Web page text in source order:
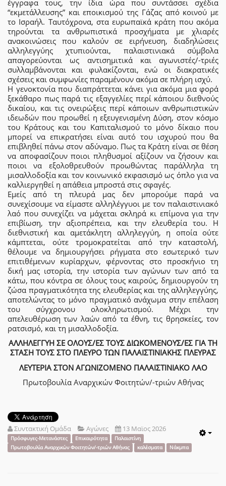
έγγραφα τους, την ίδια ώρα που συντάσσει σχέδια
“εκμετάλλευσης” και εποικισμού της Γάζας από κοινού με
το Ισραήλ. Ταυτόχρονα, στα ευρωπαϊκά κράτη που ακόμα
τηρούνται τα ανθρωπιστικά προσχήματα με χλιαρές
ανακοινώσεις που καλούν σε ειρήνευση, διαδηλώσεις
αλληλεγγύης χτυπιούνται, παλαιστινιακά σύμβολα
απαγορεύονται ως αντισημιτικά και αγωνιστές/-τριές
συλλαμβάνονται και φυλακίζονται, ενώ οι διακρατικές
σχέσεις και συμφωνίες παραμένουν ακόμα σε πλήρη ισχύ.
Η γενοκτονία που διαπράττεται κάνει για ακόμα μια φορά
ξεκάθαρο πως παρά τις εξαγγελίες περί κάποιου διεθνούς
δικαίου, και τις ονειρώξεις περί κάποιων ανθρωπιστικών
ιδεωδών που προωθεί η εξευγενισμένη Δύση, στον κόσμο
του Κράτους και του Καπιταλισμού το μόνο δίκαιο που
μπορεί να επικρατήσει είναι αυτό του ισχυρού που θα
επιβληθεί πάνω στον αδύναμο. Πως τα Κράτη είναι σε θέση
να αποφασίζουν ποιοι πληθυσμοί αξίζουν να ζήσουν και
ποιοι να εξολοθρευθούν προωθώντας παράλληλα τη
μισαλλοδοξία και τον κοινωνικό εκφασισμό ως όπλο για να
καλλιεργηθεί η απάθεια μπροστά στις σφαγές.
Εμείς από τη πλευρά μας δεν μπορούμε παρά να
συνεχίσουμε να είμαστε αλληλέγγυοι με τον παλαιστινιακό
λαό που συνεχίζει να μάχεται σκληρά κι επίμονα για την
επιβίωση, την αξιοπρέπεια, και την ελευθερία του. Η
διεθνιστική και αμετάκλητη αλληλεγγύη, η οποία ούτε
κάμπτεται, ούτε τρομοκρατείται από την καταστολή,
θέλουμε να δημιουργήσει ρήγματα στο εσωτερικό των
επιτιθέμενων κυρίαρχων, φέρνοντας στο προσκήνιο τη
δική μας ιστορία, την ιστορία των αγώνων των από τα
κάτω, που κόντρα σε όλους τους καιρούς, δημιουργούν τη
ζώσα πραγματικότητα της ελευθερίας και της αλληλεγγύης,
αποτελώντας το μόνο πραγματικό ανάχωμα στην επέλαση
του σύγχρονου ολοκληρωτισμού. Μέχρι την
απελευθέρωση των λαών από τα έθνη, τις θρησκείες, τον
ρατσισμό, και τη μισαλλοδοξία.
ΑΛΛΗΛΕΓΓΥΗ ΣΕ ΟΛΟΥΣ/ΕΣ ΤΟΥΣ ΔΙΩΚΟΜΕΝΟΥΣ/ΕΣ ΓΙΑ ΤΗ
ΣΤΑΣΗ ΤΟΥΣ ΣΤΟ ΠΛΕΥΡΟ ΤΩΝ ΠΑΛΑΙΣΤΙΝΙΑΚΗΣ ΠΛΕΥΡΑΣ
ΛΕΥΤΕΡΙΑ ΣΤΟΝ ΑΓΩΝΙΖΟΜΕΝΟ ΠΑΛΑΙΣΤΙΝΙΑΚΟ ΛΑΟ
Πρωτοβουλία Αναρχικών Φοιτητών/-τριών Αθήνας
Συντακτική Ομάδα Αγώνες 13 Μαϊος 2026
Πρόσφυγες-Μετανάστες Επικαιρότητα
Παλαιστίνη
Πρωτοβουλία Αναρχικών Φοιτητών/-τριών Αθήνας
καλέσματα Νάκμπα